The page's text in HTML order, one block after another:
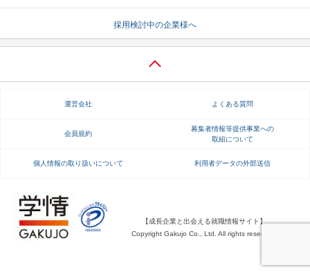
採用検討中の企業様へ
運営会社 よくある質問
会員規約
募集者情報等提供事業への
取組について
個人情報の取り扱いについて 利用者データの外部送信
【成長企業と出会える就職情報サイト】
Copyright Gakujo Co., Ltd. All rights reserved.